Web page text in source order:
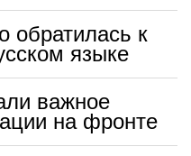
обратилась к
языке
важное
на фронте